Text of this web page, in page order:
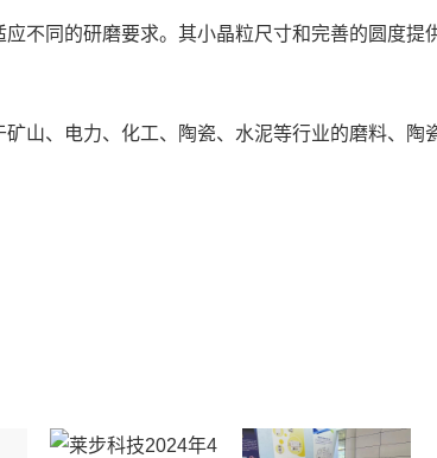
不同的研磨要求。其小晶粒尺寸和完善的圆度提
山、电力、化工、陶瓷、水泥等行业的磨料、陶